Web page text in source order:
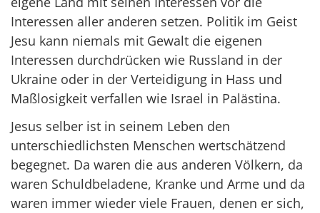
Interessen aller anderen setzen. Politik im Geist
Jesu kann niemals mit Gewalt die eigenen
Interessen durchdrücken wie Russland in der
Ukraine oder in der Verteidigung in Hass und
Maßlosigkeit verfallen wie Israel in Palästina.
Jesus selber ist in seinem Leben den
unterschiedlichsten Menschen wertschätzend
begegnet. Da waren die aus anderen Völkern, da
waren Schuldbeladene, Kranke und Arme und da
waren immer wieder viele Frauen, denen er sich,